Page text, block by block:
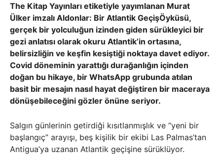
The Kitap Yayınları etiketiyle yayımlanan Murat
Ülker imzalı Aldonlar: Bir Atlantik GeçişÖyküsü,
gerçek bir yolculuğun izinden giden sürükleyici bir
gezi anlatısı olarak okuru Atlantik’in ortasına,
belirsizliğin ve keşfin kesiştiği noktaya davet ediyor.
Covid döneminin yarattığı durağanlığın içinden
doğan bu hikaye, bir WhatsApp grubunda atılan
basit bir mesajın nasıl hayat değiştiren bir maceraya
dönüşebileceğini gözler önüne seriyor.
Salgın günlerinin getirdiği kısıtlanmışlık ve “yeni bir
başlangıç” arayışı, beş kişilik bir ekibi Las Palmas’tan
Antigua’ya uzanan Atlantik geçişine sürüklüyor.